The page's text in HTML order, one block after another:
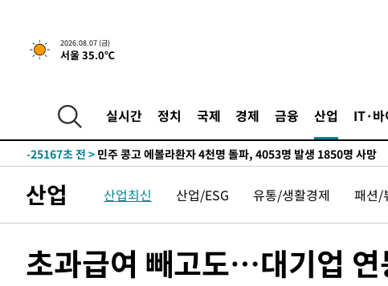
2026.08.07 (금)
서울 35.0℃
실시간 정치 국제 경제 금융 산업 IT·바
-7503초 전 >[속보] 뉴욕증시, 일제 하락 마감…나스닥 0.06%↓
25.3%↑
-28701초 전 >
[속보]'채상병 순직 책임' 임성근, 항소심도 징역 3년
-28567초 전 >
-25167초 전 > 민주 콩고 에볼라환자 4천명 돌파, 4053명 발생 1850명 사망
-23611초 전 >
"미 전국적 살모네라 식중독 원인은 멕시코산 할라피뇨"-- CDC
-22124초 전 >[속보]경찰·노동부, HL만도 평택사업장 끼임 사망 관련 압수
압수수색
-21760초 전 >[속보]원·달러 환율, 오전 9시 1423.8원
산업 산업최신 산업/ESG 유통/생활경제 패션/
초과급여 빼고도…대기업